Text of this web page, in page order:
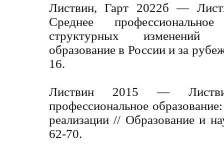
Листвин, Гарт 2022б —
Среднее
структурных изменений
образование в России и за
16.
Листвин 2015 —
профессиональное
реализации // Образование и
62-70.